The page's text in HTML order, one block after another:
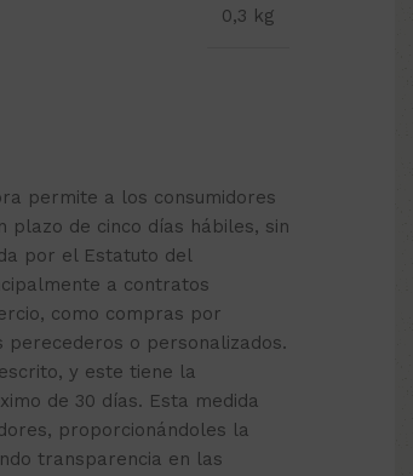
0,3 kg
permite a los consumidores
plazo de cinco días hábiles, sin
por el Estatuto del
a contratos
como compras por
o personalizados.
y este tiene la
de 30 días. Esta medida
proporcionándoles la
transparencia en las